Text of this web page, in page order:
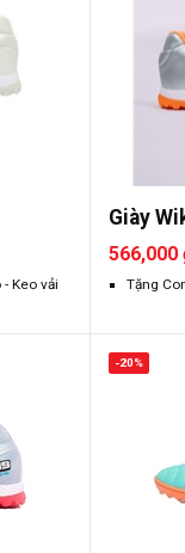
Keo vải
Giày
566,000
Tặng
-20%